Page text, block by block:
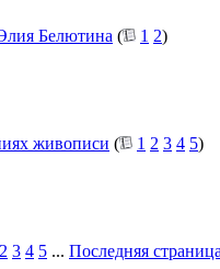
Белютина ( 1 2)
живописи ( 1 2 3 4 5)
2 3 4 5 ... Последняя